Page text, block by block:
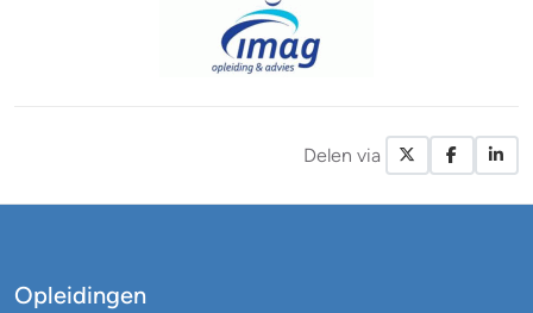
Delen via X /
Opleidingen